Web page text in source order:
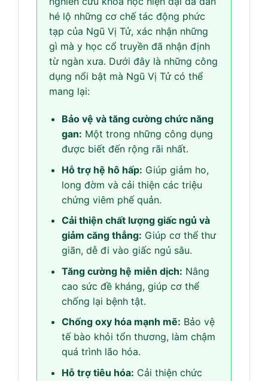
hé lộ những cơ chế tác động phức
tạp của Ngũ Vị Tử, xác nhận những
gì mà y học cổ truyền đã nhận định
từ ngàn xưa. Dưới đây là những công
dụng nổi bật mà Ngũ Vị Tử có thể
mang lại:
Bảo vệ và tăng cường chức năng
gan: Một trong những công dụng
được biết đến rộng rãi nhất.
Hỗ trợ hệ hô hấp: Giúp giảm ho,
long đờm và cải thiện các triệu
chứng viêm phế quản.
Cải thiện chất lượng giấc ngủ và
giảm căng thẳng: Giúp cơ thể thư
giãn, dễ đi vào giấc ngủ sâu.
Tăng cường hệ miễn dịch: Nâng
cao sức đề kháng, giúp cơ thể
chống lại bệnh tật.
Chống oxy hóa mạnh mẽ: Bảo vệ
tế bào khỏi tổn thương, làm chậm
quá trình lão hóa.
Hỗ trợ tiêu hóa: Cải thiện chức